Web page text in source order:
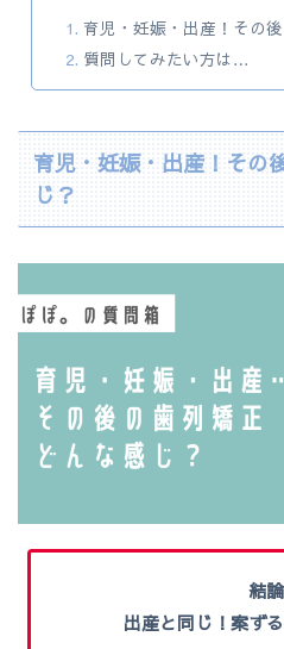
育児・妊娠・出産！その
質問してみたい方は…
育児・妊娠・出産！その
じ？
結論
出産と同じ！案ず